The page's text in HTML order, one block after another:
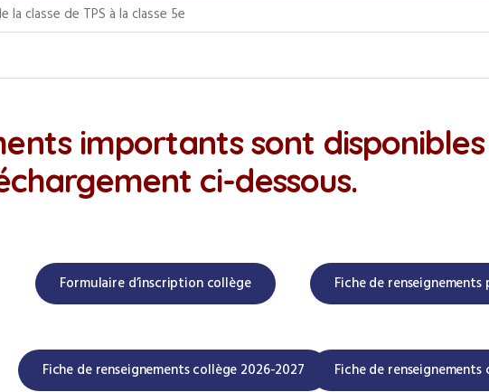
classe de TPS à la classe 5e
importants sont
ci-dessous.
Formulaire d’inscription collège Fiche de
Fiche de renseignements collège 2026-2027 Fiche de